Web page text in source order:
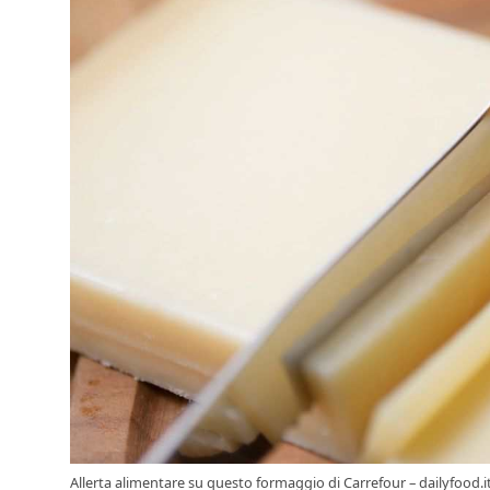
Allerta alimentare su questo formaggio di Carrefour –